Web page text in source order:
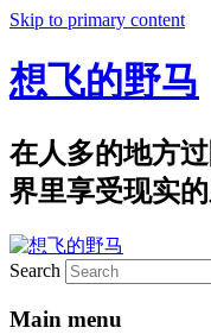
Skip to primary content
想飞的野马
在人多的地方
界里享受现实
Search
Main menu